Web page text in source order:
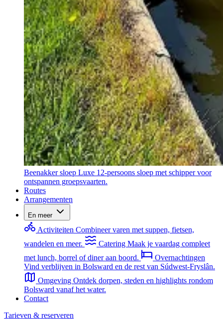
Beenakker sloep Luxe 12-persoons sloep met schipper voor
ontspannen groepsvaarten.
Routes
Arrangementen
En meer
Activiteiten Combineer varen met suppen, fietsen,
wandelen en meer.
Catering Maak je vaardag compleet
met lunch, borrel of diner aan boord.
Overnachtingen
Vind verblijven in Bolsward en de rest van Súdwest-Fryslân.
Omgeving Ontdek dorpen, steden en highlights rondom
Bolsward vanaf het water.
Contact
Tarieven & reserveren